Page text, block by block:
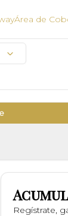
Área de
Regístrate,